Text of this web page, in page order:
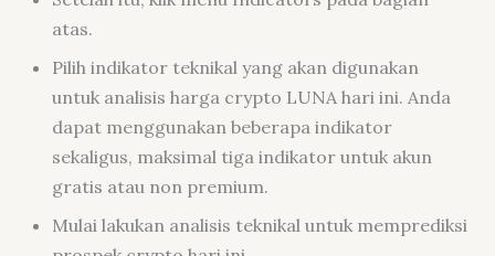
atas.
Pilih indikator teknikal yang akan digunakan
untuk analisis harga crypto LUNA hari ini. Anda
dapat menggunakan beberapa indikator
sekaligus, maksimal tiga indikator untuk akun
gratis atau non premium.
Mulai lakukan analisis teknikal untuk memprediksi